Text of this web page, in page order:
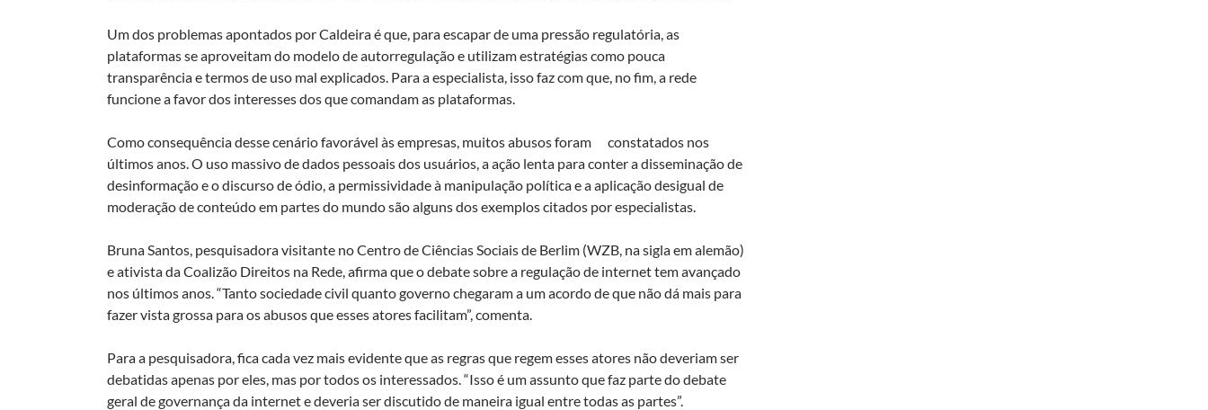
Um dos problemas apontados por Caldeira é que, para escapar de uma pressão regulatória, as
plataformas se aproveitam do modelo de autorregulação e utilizam estratégias como pouca
transparência e termos de uso mal explicados. Para a especialista, isso faz com que, no fim, a rede
funcione a favor dos interesses dos que comandam as plataformas.
Como consequência desse cenário favorável às empresas, muitos abusos foram constatados nos
últimos anos. O uso massivo de dados pessoais dos usuários, a ação lenta para conter a disseminação de
desinformação e o discurso de ódio, a permissividade à manipulação política e a aplicação desigual de
moderação de conteúdo em partes do mundo são alguns dos exemplos citados por especialistas.
Bruna Santos, pesquisadora visitante no Centro de Ciências Sociais de Berlim (WZB, na sigla em alemão)
e ativista da Coalizão Direitos na Rede, afirma que o debate sobre a regulação de internet tem avançado
nos últimos anos. “Tanto sociedade civil quanto governo chegaram a um acordo de que não dá mais para
fazer vista grossa para os abusos que esses atores facilitam”, comenta.
Para a pesquisadora, fica cada vez mais evidente que as regras que regem esses atores não deveriam ser
debatidas apenas por eles, mas por todos os interessados. “Isso é um assunto que faz parte do debate
geral de governança da internet e deveria ser discutido de maneira igual entre todas as partes”.